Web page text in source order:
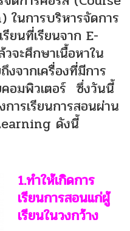
นการบริหารจัดการ
ยนที่เรียนจาก E-
ะศึกษาเนื้อหาใน
จากเครื่องที่มีการ
คอมพิวเตอร์ ซึ่งวันนี้
การเรียนการสอนผ่าน
ดังนี้
1.ทำให้เกิดการ
เรียนการสอนแก่ผู้
เรียนในวงกว้าง